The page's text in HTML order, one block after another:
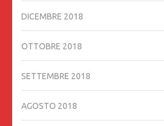
DICEMBRE 2018
OTTOBRE 2018
SETTEMBRE 2018
AGOSTO 2018